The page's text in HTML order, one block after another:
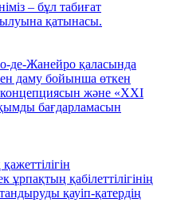
– бұл табиғат
қатынасы.
де-Жанейро қаласында
даму бойынша өткен
және «ХХІ
бағдарламасын
қабілеттілігінің
қауіп-қатердің